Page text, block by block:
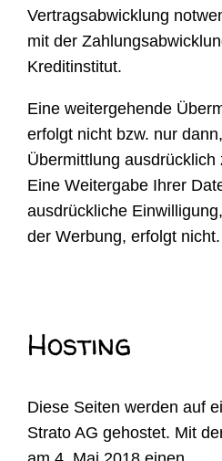
Vertragsabwicklung
mit der
Kreditinstitut.
Eine weitergehende
erfolgt nicht bzw. nur
Übermittlung ausdrücklich
Eine Weitergabe Ihrer
ausdrückliche
der Werbung, erfolgt nicht.
Hosting
Diese Seiten werden auf
Strato AG gehostet. Mit